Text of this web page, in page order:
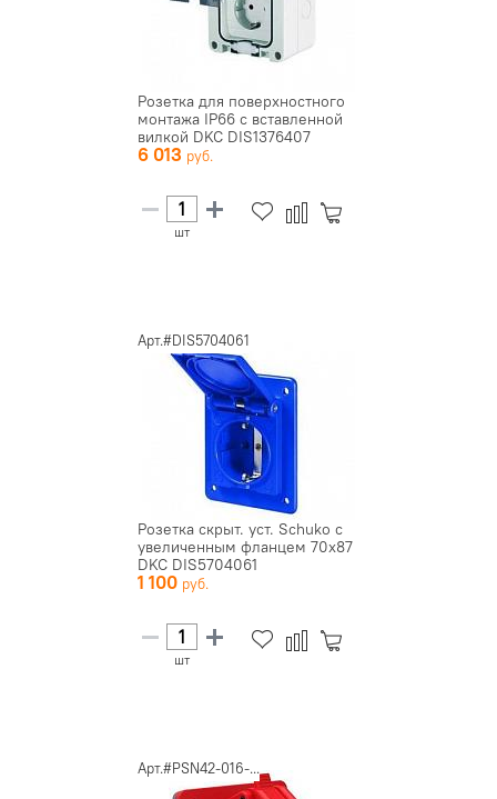
Розетка для поверхностного
монтажа IP66 с вставленной
вилкой DKC DIS1376407
6 013
шт
Арт.#DIS5704061
Розетка скрыт. уст. Schuko с
увеличенным фланцем 70х87
DKC DIS5704061
1 100
шт
Арт.#PSN42-016-...